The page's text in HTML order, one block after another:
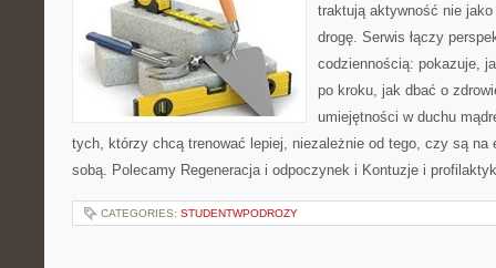
traktują aktywność nie
drogę. Serwis łączy
codziennością: pokazuje,
po kroku, jak dbać o
umiejętności w duchu
tych, którzy chcą trenować lepiej, niezależnie od tego, czy są na
sobą. Polecamy Regeneracja i odpoczynek i Kontuzje i
CATEGORIES: STUDENTWPODROZY